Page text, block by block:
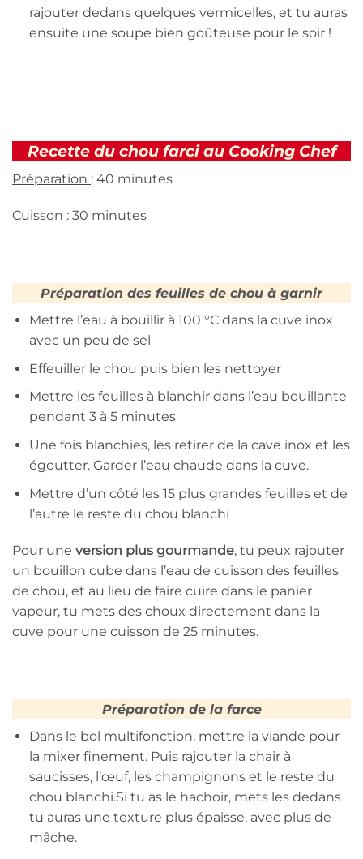
rajouter dedans quelques vermicelles, et tu auras
ensuite une soupe bien goûteuse pour le soir !
Recette du chou farci au Cooking Chef
Préparation : 40 minutes
Cuisson : 30 minutes
Préparation des feuilles de chou à garnir
Mettre l’eau à bouillir à 100 °C dans la cuve inox
avec un peu de sel
Effeuiller le chou puis bien les nettoyer
Mettre les feuilles à blanchir dans l’eau bouillante
pendant 3 à 5 minutes
Une fois blanchies, les retirer de la cave inox et les
égoutter. Garder l’eau chaude dans la cuve.
Mettre d’un côté les 15 plus grandes feuilles et de
l’autre le reste du chou blanchi
Pour une version plus gourmande, tu peux rajouter
un bouillon cube dans l’eau de cuisson des feuilles
de chou, et au lieu de faire cuire dans le panier
vapeur, tu mets des choux directement dans la
cuve pour une cuisson de 25 minutes.
Préparation de la farce
Dans le bol multifonction, mettre la viande pour
la mixer finement. Puis rajouter la chair à
saucisses, l’œuf, les champignons et le reste du
chou blanchi.Si tu as le hachoir, mets les dedans
tu auras une texture plus épaisse, avec plus de
mâche.